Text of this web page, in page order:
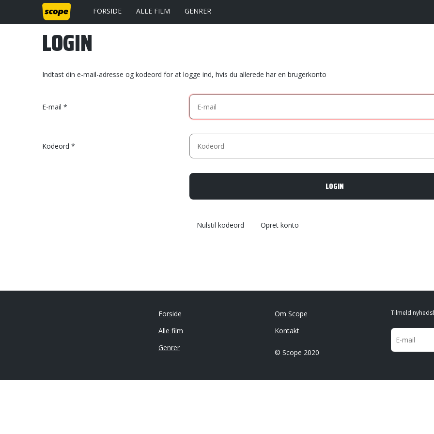
FORSIDE ALLE FILM GENRER
LOGIN
Indtast din e-mail-adresse og kodeord for at logge ind, hvis du allerede har en brugerkonto
E-mail
Kodeord
Nulstil kodeord Opret konto
Forside
Alle film
Genrer
Om Scope
Kontakt
© Scope 2020
Tilmeld